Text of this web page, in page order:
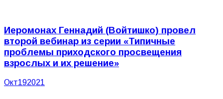
Иеромонах Геннадий (Войтишко) провел
второй вебинар из серии «Типичные
проблемы приходского просвещения
взрослых и их решение»
Окт192021